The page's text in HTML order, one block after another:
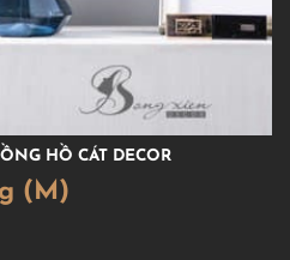
HỒ CÁT DECOR
(M)